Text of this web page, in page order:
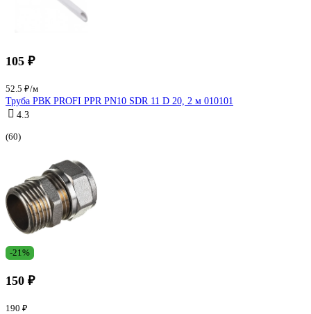
105 ₽
52.5 ₽/м
Труба РВК PROFI PPR PN10 SDR 11 D 20, 2 м 010101
4.3
(60)
-21%
150 ₽
190 ₽